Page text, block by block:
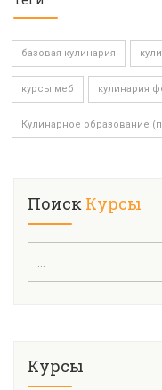
базовая кулинария
курсы меб кулинария
Кулинарное образование
Поиск Курсы
Курсы